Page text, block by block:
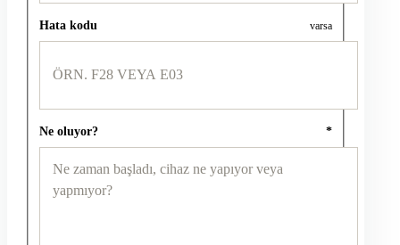
Hata kodu varsa
Ne oluyor? *